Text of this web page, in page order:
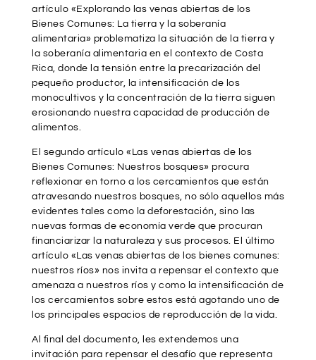
artículo «Explorando las venas abiertas de los
Bienes Comunes: La tierra y la soberanía
alimentaria» problematiza la situación de la tierra y
la soberanía alimentaria en el contexto de Costa
Rica, donde la tensión entre la precarización del
pequeño productor, la intensificación de los
monocultivos y la concentración de la tierra siguen
erosionando nuestra capacidad de producción de
alimentos.
El segundo artículo «Las venas abiertas de los
Bienes Comunes: Nuestros bosques» procura
reflexionar en torno a los cercamientos que están
atravesando nuestros bosques, no sólo aquellos más
evidentes tales como la deforestación, sino las
nuevas formas de economía verde que procuran
financiarizar la naturaleza y sus procesos. El último
artículo «Las venas abiertas de los bienes comunes:
nuestros ríos» nos invita a repensar el contexto que
amenaza a nuestros ríos y como la intensificación de
los cercamientos sobre estos está agotando uno de
los principales espacios de reproducción de la vida.
Al final del documento, les extendemos una
invitación para repensar el desafío que representa